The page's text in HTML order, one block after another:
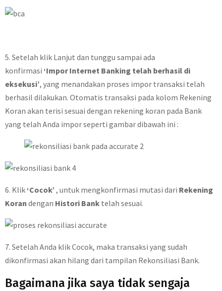
5. Setelah klik Lanjut dan tunggu sampai ada
konfirmasi ‘Impor Internet Banking telah berhasil di
eksekusi’, yang menandakan proses impor transaksi telah
berhasil dilakukan. Otomatis transaksi pada kolom Rekening
Koran akan terisi sesuai dengan rekening koran pada Bank
yang telah Anda impor seperti gambar dibawah ini :
6. Klik ‘Cocok’ , untuk mengkonfirmasi mutasi dari Rekening
Koran dengan Histori Bank telah sesuai.
7. Setelah Anda klik Cocok, maka transaksi yang sudah
dikonfirmasi akan hilang dari tampilan Rekonsiliasi Bank.
Bagaimana jika saya tidak sengaja